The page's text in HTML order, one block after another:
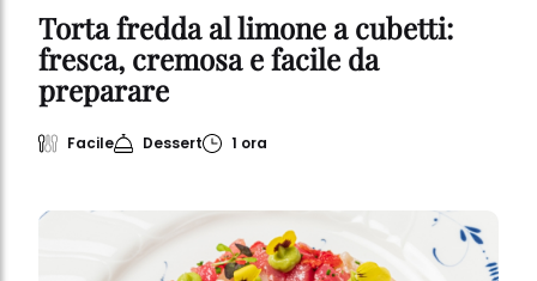
Torta fredda al limone a cubetti:
fresca, cremosa e facile da
preparare
Facile Dessert 1 ora